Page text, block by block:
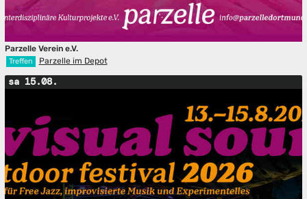
Parzelle Verein e.V.
Treffen Parzelle im Depot
sa 15.08.